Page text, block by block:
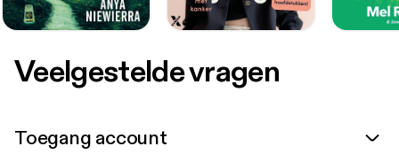
Veelgestelde vragen
Toegang account